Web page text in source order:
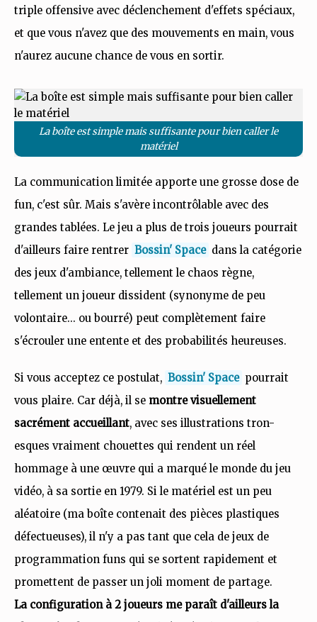
triple offensive avec déclenchement d'effets spéciaux,
et que vous n'avez que des mouvements en main, vous
n'aurez aucune chance de vous en sortir.
La boîte est simple mais suffisante pour bien caller le
matériel
La communication limitée apporte une grosse dose de
fun, c'est sûr. Mais s'avère incontrôlable avec des
grandes tablées. Le jeu a plus de trois joueurs pourrait
d'ailleurs faire rentrer Bossin' Space dans la catégorie
des jeux d'ambiance, tellement le chaos règne,
tellement un joueur dissident (synonyme de peu
volontaire... ou bourré) peut complètement faire
s'écrouler une entente et des probabilités heureuses.
Si vous acceptez ce postulat, Bossin' Space pourrait
vous plaire. Car déjà, il se montre visuellement
sacrément accueillant, avec ses illustrations tron-
esques vraiment chouettes qui rendent un réel
hommage à une œuvre qui a marqué le monde du jeu
vidéo, à sa sortie en 1979. Si le matériel est un peu
aléatoire (ma boîte contenait des pièces plastiques
défectueuses), il n'y a pas tant que cela de jeux de
programmation funs qui se sortent rapidement et
promettent de passer un joli moment de partage.
La configuration à 2 joueurs me paraît d'ailleurs la